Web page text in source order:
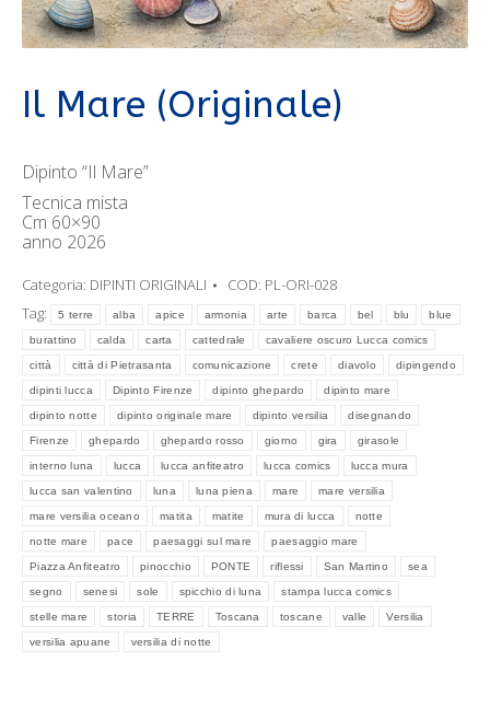
Il Mare (Originale)
Dipinto “Il Mare”
Tecnica mista
Cm 60×90
anno 2026
Categoria: DIPINTI ORIGINALI COD: PL-ORI-028
Tag:
5 terre alba apice armonia arte barca bel blu blue
burattino calda carta cattedrale cavaliere oscuro Lucca comics
città città di Pietrasanta comunicazione crete diavolo dipingendo
dipinti lucca Dipinto Firenze dipinto ghepardo dipinto mare
dipinto notte dipinto originale mare dipinto versilia disegnando
Firenze ghepardo ghepardo rosso giorno gira girasole
interno luna lucca lucca anfiteatro lucca comics lucca mura
lucca san valentino luna luna piena mare mare versilia
mare versilia oceano matita matite mura di lucca notte
notte mare pace paesaggi sul mare paesaggio mare
Piazza Anfiteatro pinocchio PONTE riflessi San Martino sea
segno senesi sole spicchio di luna stampa lucca comics
stelle mare storia TERRE Toscana toscane valle Versilia
versilia apuane versilia di notte